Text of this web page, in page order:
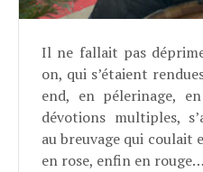
Il ne fallait pas
on, qui s’étaient
end, en pélerinage,
dévotions multiples,
au breuvage qui coulait
en rose, enfin en rouge…